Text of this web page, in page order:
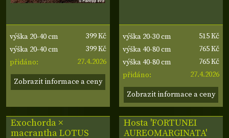
výška 20-40 cm
399 Kč
výška 20-40 cm
399 Kč
přidáno:
27.4.2026
Zobrazit informace a ceny
výška 20-30 cm
515 Kč
výška 40-80 cm
765 Kč
výška 40-80 cm
765 Kč
přidáno:
27.4.2026
Zobrazit informace a ceny
Exochorda ×
macranthaLOTUS
Hosta 'FORTUNEI
AUREOMARGINATA'